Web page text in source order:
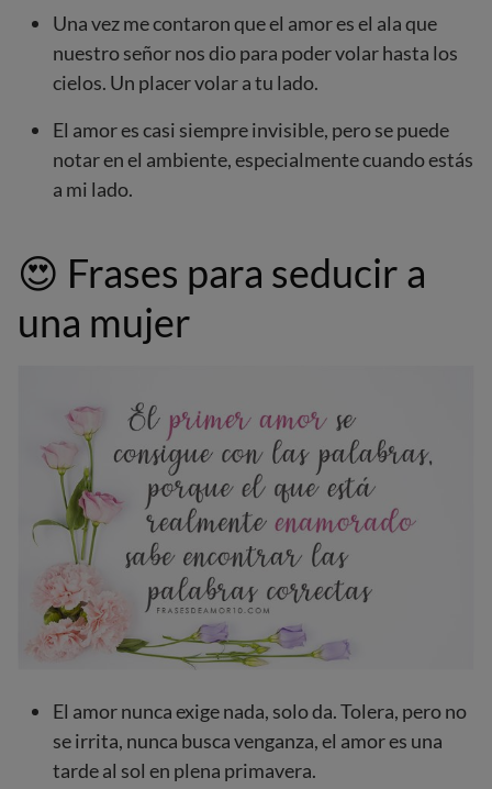
Una vez me contaron que el amor es el ala que
nuestro señor nos dio para poder volar hasta los
cielos. Un placer volar a tu lado.
El amor es casi siempre invisible, pero se puede
notar en el ambiente, especialmente cuando estás
a mi lado.
😍 Frases para seducir a
una mujer
El amor nunca exige nada, solo da. Tolera, pero no
se irrita, nunca busca venganza, el amor es una
tarde al sol en plena primavera.